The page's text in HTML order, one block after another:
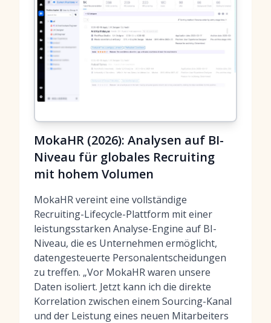
MokaHR (2026): Analysen auf BI-
Niveau für globales Recruiting
mit hohem Volumen
MokaHR vereint eine vollständige
Recruiting-Lifecycle-Plattform mit einer
leistungsstarken Analyse-Engine auf BI-
Niveau, die es Unternehmen ermöglicht,
datengesteuerte Personalentscheidungen
zu treffen. „Vor MokaHR waren unsere
Daten isoliert. Jetzt kann ich die direkte
Korrelation zwischen einem Sourcing-Kanal
und der Leistung eines neuen Mitarbeiters